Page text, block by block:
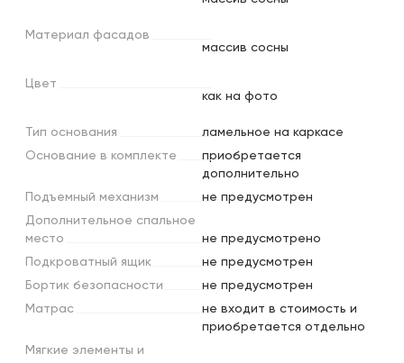
Материал фасадов
массив сосны
Цвет
как на фото
Тип основания
ламельное на каркасе
Основание в комплекте
приобретается
дополнительно
Подъемный механизм
не предусмотрен
Дополнительное спальное
место
не предусмотрено
Подкроватный ящик
не предусмотрен
Бортик безопасности
не предусмотрен
Матрас
не входит в стоимость и
приобретается отдельно
Мягкие элементы и